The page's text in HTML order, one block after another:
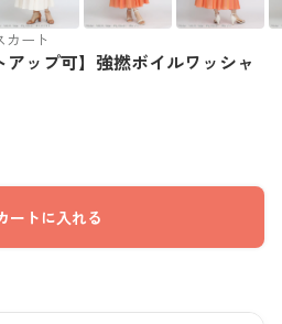
カート
アップ可】強撚ボイルワッシャ
ートに入れる